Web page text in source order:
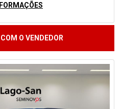
O VENDEDOR